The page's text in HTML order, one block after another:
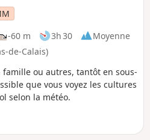
-60 m 3h 30
Moyenne
de-Calais)
ou autres, tantôt en sous-
que vous voyez les cultures
selon la météo.